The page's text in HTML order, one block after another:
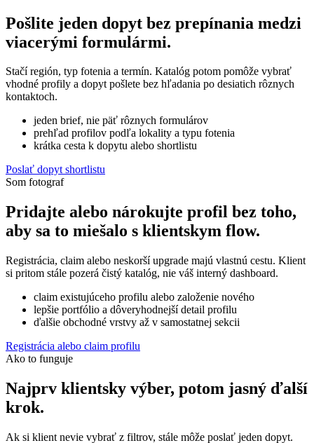
Pošlite jeden dopyt bez prepínania medzi
viacerými formulármi.
Stačí región, typ fotenia a termín. Katalóg potom pomôže vybrať
vhodné profily a dopyt pošlete bez hľadania po desiatich rôznych
kontaktoch.
jeden brief, nie päť rôznych formulárov
prehľad profilov podľa lokality a typu fotenia
krátka cesta k dopytu alebo shortlistu
Poslať dopyt shortlistu
Som fotograf
Pridajte alebo nárokujte profil bez toho,
aby sa to miešalo s klientskym flow.
Registrácia, claim alebo neskorší upgrade majú vlastnú cestu. Klient
si pritom stále pozerá čistý katalóg, nie váš interný dashboard.
claim existujúceho profilu alebo založenie nového
lepšie portfólio a dôveryhodnejší detail profilu
ďalšie obchodné vrstvy až v samostatnej sekcii
Registrácia alebo claim profilu
Ako to funguje
Najprv klientsky výber, potom jasný ďalší
krok.
Ak si klient nevie vybrať z filtrov, stále môže poslať jeden dopyt.